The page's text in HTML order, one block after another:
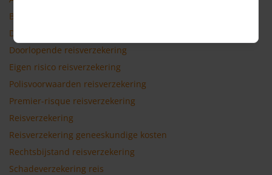
Basisdekking reisverzekering
Dekkingsgebied reisverzekering
Doorlopende reisverzekering
Eigen risico reisverzekering
Polisvoorwaarden reisverzekering
Premier-risque reisverzekering
Reisverzekering
Reisverzekering geneeskundige kosten
Rechtsbijstand reisverzekering
Schadeverzekering reis